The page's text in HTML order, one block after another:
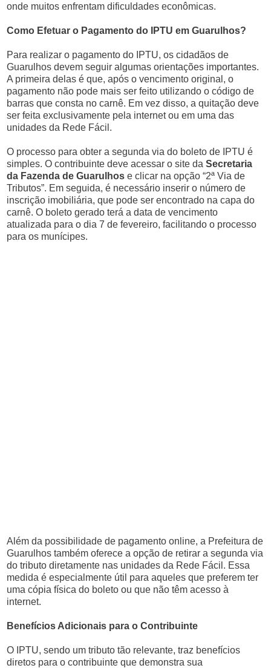
onde muitos enfrentam dificuldades econômicas.
Como Efetuar o Pagamento do IPTU em Guarulhos?
Para realizar o pagamento do IPTU, os cidadãos de
Guarulhos devem seguir algumas orientações importantes.
A primeira delas é que, após o vencimento original, o
pagamento não pode mais ser feito utilizando o código de
barras que consta no carnê. Em vez disso, a quitação deve
ser feita exclusivamente pela internet ou em uma das
unidades da Rede Fácil.
O processo para obter a segunda via do boleto de IPTU é
simples. O contribuinte deve acessar o site daSecretaria
da Fazenda de Guarulhos e clicar na opção “2ª Via de
Tributos”. Em seguida, é necessário inserir o número de
inscrição imobiliária, que pode ser encontrado na capa do
carnê. O boleto gerado terá a data de vencimento
atualizada para o dia 7 de fevereiro, facilitando o processo
para os munícipes.
Além da possibilidade de pagamento online, a Prefeitura de
Guarulhos também oferece a opção de retirar a segunda via
do tributo diretamente nas unidades da Rede Fácil. Essa
medida é especialmente útil para aqueles que preferem ter
uma cópia física do boleto ou que não têm acesso à
internet.
Benefícios Adicionais para o Contribuinte
O IPTU, sendo um tributo tão relevante, traz benefícios
diretos para o contribuinte que demonstra sua